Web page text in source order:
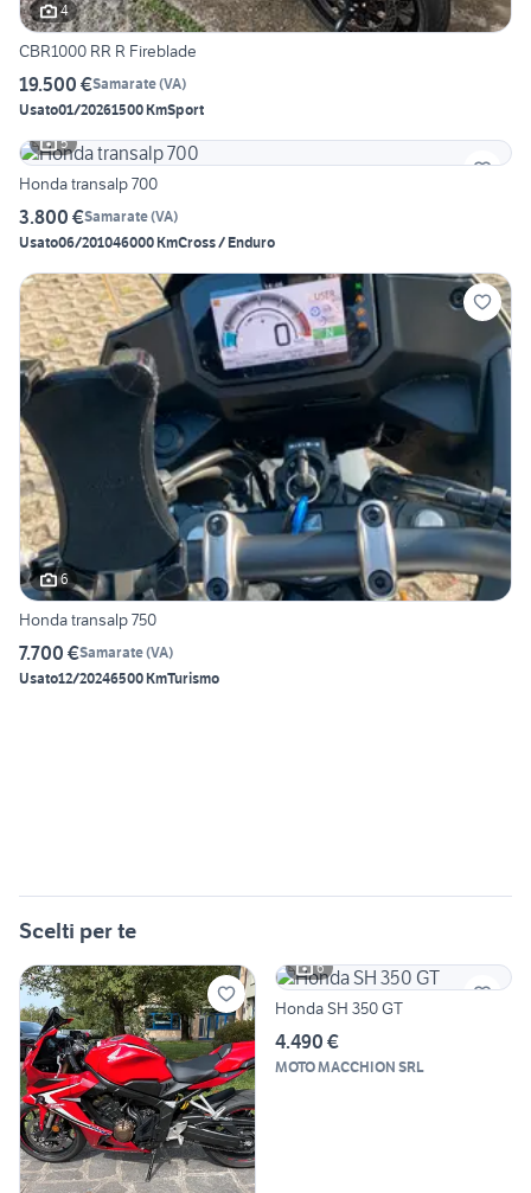
4
CBR1000 RR R Fireblade
19.500 €Samarate(VA)
Usato01/20261500 KmSport
5
Honda transalp 700
3.800 €Samarate(VA)
Usato06/201046000 KmCross / Enduro
6
Honda transalp 750
7.700 €Samarate(VA)
Usato12/20246500 KmTurismo
Scelti per te
6
Honda SH 350 GT
4.490 €
MOTO MACCHION SRL